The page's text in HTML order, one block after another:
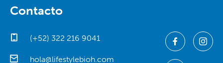
Contacto
(+52) 322 216 9041
hola@lifestylebioh.com